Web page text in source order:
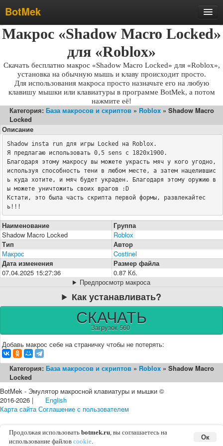
BotMek
Скачать
Обновления
Инструкция
Статьи
Бесплатные макросы
Тарифы
Отзывы
Поддержка
Форум
Макрос «Shadow Macro Locked»
для «Roblox»
Скачать бесплатно макрос «Shadow Macro Locked» для «Roblox»,
установка на обычную мышь и клаву происходит просто.
Для использования макроса просто назначьте его на любую
клавишу мышки или клавиатуры в программе BotMek, а потом
нажмите её!
Категория: База макросов и скриптов » Roblox » Shadow Macro
Locked
Описание
Shadow insta run для игры Locked на Roblox.
Я предлагаю использовать 0,5 sens с 1820x1900.
Благодаря этому макросу вы можете украсть мяч у кого угодно,
используя способность тени в любом месте, а затем нацелившис
ь куда хотите, и мяч будет украден. Благодаря этому оружию в
ы можете уничтожить своих врагов :D
Кстати, это была часть скрипта первой формы, развлекайтес
ь!!!
Наименование
Группа
Shadow Macro Locked
Roblox
Тип
Автор
Макрос
Costinel
Дата изменения
Размер файла
07.04.2025 15:27:36
0.87 Кб.
Предпросмотр макроса
Как устанавливать?
СКАЧАТЬ
Загрузок 560
Добавь макрос себе на страничку чтобы не потерять:
Категория: База макросов и скриптов » Roblox » Shadow Macro
Locked
BotMek - Эмулятор макросной клавиатуры и мышки ©
2016-2026 |
English
Карта сайта Соглашение с пользователем